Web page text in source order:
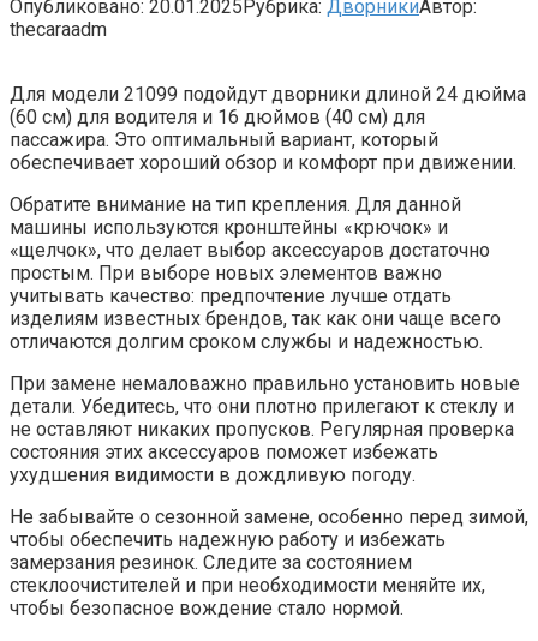
Опубликовано: 20.01.2025Рубрика: ДворникиАвтор:
thecaraadm
Для модели 21099 подойдут дворники длиной 24 дюйма
(60 см) для водителя и 16 дюймов (40 см) для
пассажира. Это оптимальный вариант, который
обеспечивает хороший обзор и комфорт при движении.
Обратите внимание на тип крепления. Для данной
машины используются кронштейны «крючок» и
«щелчок», что делает выбор аксессуаров достаточно
простым. При выборе новых элементов важно
учитывать качество: предпочтение лучше отдать
изделиям известных брендов, так как они чаще всего
отличаются долгим сроком службы и надежностью.
При замене немаловажно правильно установить новые
детали. Убедитесь, что они плотно прилегают к стеклу и
не оставляют никаких пропусков. Регулярная проверка
состояния этих аксессуаров поможет избежать
ухудшения видимости в дождливую погоду.
Не забывайте о сезонной замене, особенно перед зимой,
чтобы обеспечить надежную работу и избежать
замерзания резинок. Следите за состоянием
стеклоочистителей и при необходимости меняйте их,
чтобы безопасное вождение стало нормой.